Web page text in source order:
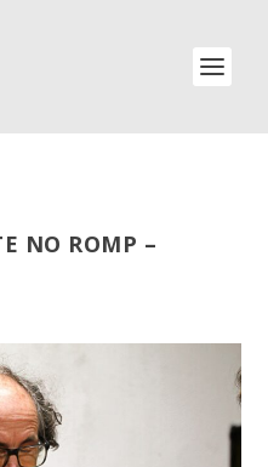
NO ROMP –